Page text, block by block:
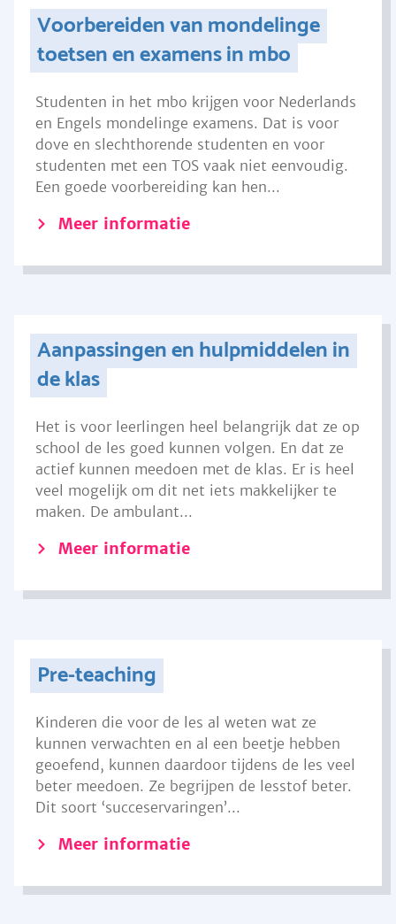
Voorbereiden van mondelinge
toetsen en examens in mbo
Studenten in het mbo krijgen voor Nederlands
en Engels mondelinge examens. Dat is voor
dove en slechthorende studenten en voor
studenten met een TOS vaak niet eenvoudig.
Een goede voorbereiding kan hen...
Meer informatie
Aanpassingen en hulpmiddelen in
de klas
Het is voor leerlingen heel belangrijk dat ze op
school de les goed kunnen volgen. En dat ze
actief kunnen meedoen met de klas. Er is heel
veel mogelijk om dit net iets makkelijker te
maken. De ambulant...
Meer informatie
Pre-teaching
Kinderen die voor de les al weten wat ze
kunnen verwachten en al een beetje hebben
geoefend, kunnen daardoor tijdens de les veel
beter meedoen. Ze begrijpen de lesstof beter.
Dit soort ‘succeservaringen’...
Meer informatie